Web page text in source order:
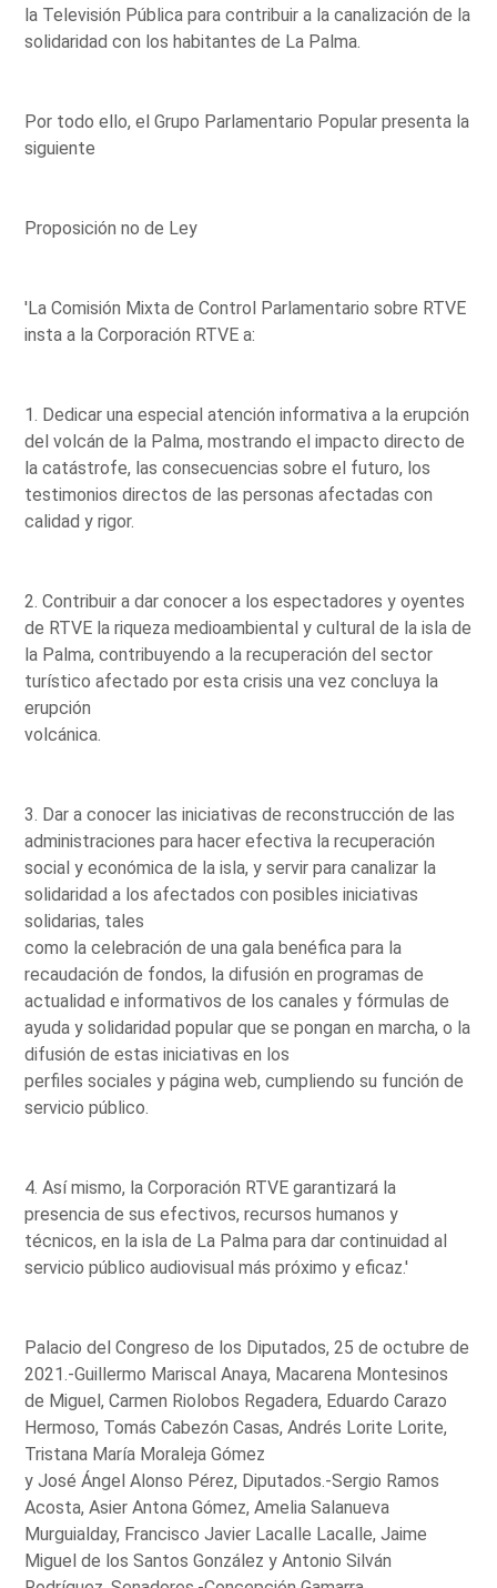
la Televisión Pública para contribuir a la canalización de la
solidaridad con los habitantes de La Palma.
Por todo ello, el Grupo Parlamentario Popular presenta la
siguiente
Proposición no de Ley
'La Comisión Mixta de Control Parlamentario sobre RTVE
insta a la Corporación RTVE a:
1. Dedicar una especial atención informativa a la erupción
del volcán de la Palma, mostrando el impacto directo de
la catástrofe, las consecuencias sobre el futuro, los
testimonios directos de las personas afectadas con
calidad y rigor.
2. Contribuir a dar conocer a los espectadores y oyentes
de RTVE la riqueza medioambiental y cultural de la isla de
la Palma, contribuyendo a la recuperación del sector
turístico afectado por esta crisis una vez concluya la
erupción
volcánica.
3. Dar a conocer las iniciativas de reconstrucción de las
administraciones para hacer efectiva la recuperación
social y económica de la isla, y servir para canalizar la
solidaridad a los afectados con posibles iniciativas
solidarias, tales
como la celebración de una gala benéfica para la
recaudación de fondos, la difusión en programas de
actualidad e informativos de los canales y fórmulas de
ayuda y solidaridad popular que se pongan en marcha, o la
difusión de estas iniciativas en los
perfiles sociales y página web, cumpliendo su función de
servicio público.
4. Así mismo, la Corporación RTVE garantizará la
presencia de sus efectivos, recursos humanos y
técnicos, en la isla de La Palma para dar continuidad al
servicio público audiovisual más próximo y eficaz.'
Palacio del Congreso de los Diputados, 25 de octubre de
2021.-Guillermo Mariscal Anaya, Macarena Montesinos
de Miguel, Carmen Riolobos Regadera, Eduardo Carazo
Hermoso, Tomás Cabezón Casas, Andrés Lorite Lorite,
Tristana María Moraleja Gómez
y José Ángel Alonso Pérez, Diputados.-Sergio Ramos
Acosta, Asier Antona Gómez, Amelia Salanueva
Murguialday, Francisco Javier Lacalle Lacalle, Jaime
Miguel de los Santos González y Antonio Silván